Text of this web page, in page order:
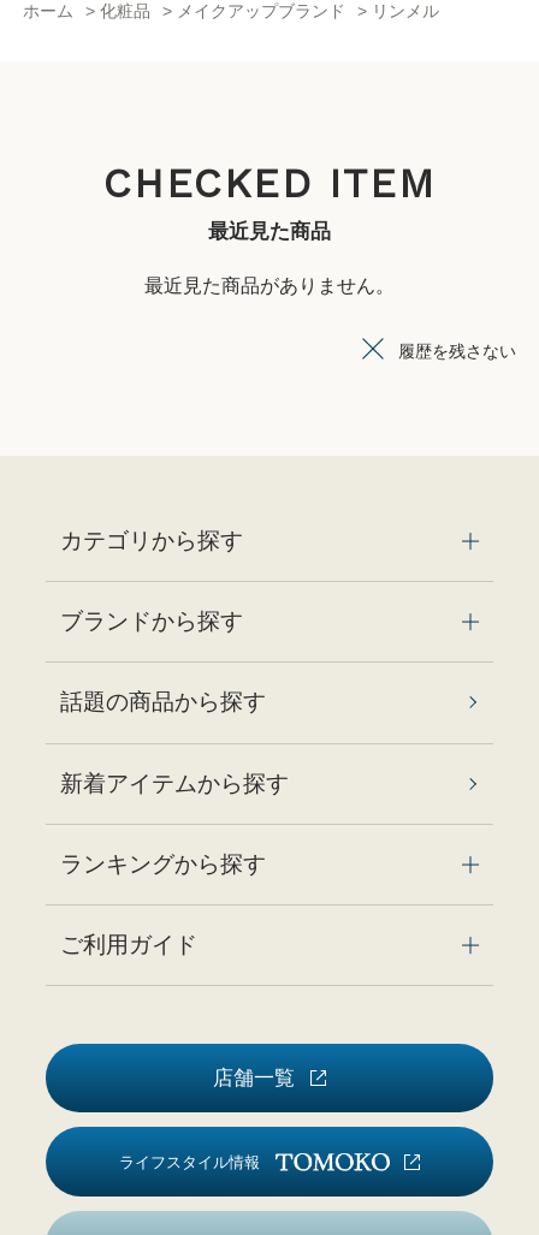
ホーム >化粧品 > メイクアップブランド > リンメル
CHECKED ITEM
最近見た商品
最近見た商品がありません。
履歴を残さない
カテゴリから探す
ブランドから探す
話題の商品から探す
新着アイテムから探す
ランキングから探す
ご利用ガイド
店舗一覧
ライフスタイル情報